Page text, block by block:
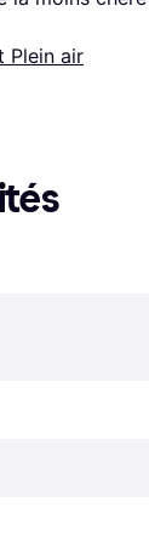
Plein air